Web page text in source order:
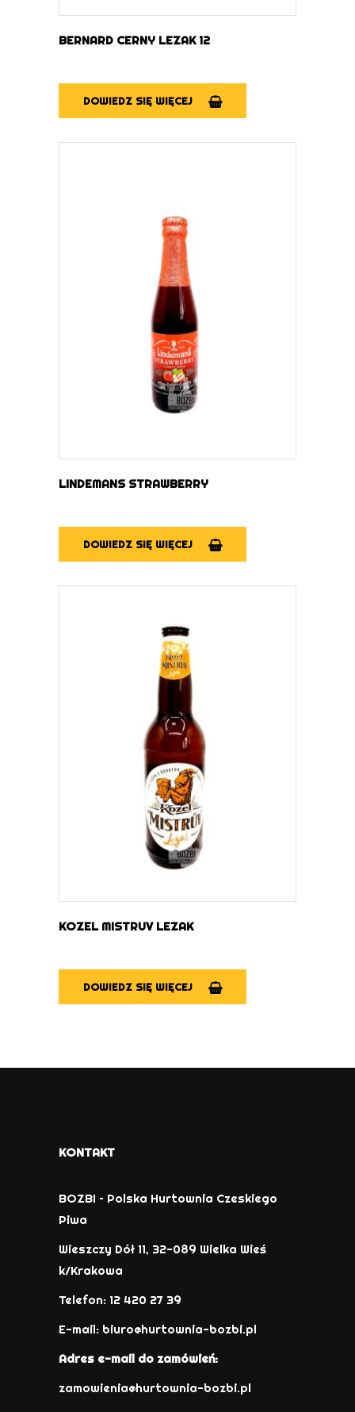
BERNARD CERNY LEZAK 12
DOWIEDZ SIĘ WIĘCEJ
DOWIEDZ SIĘ WIĘCEJ
LINDEMANS STRAWBERRY
DOWIEDZ SIĘ WIĘCEJ
DOWIEDZ SIĘ WIĘCEJ
KOZEL MISTRUV LEZAK
DOWIEDZ SIĘ WIĘCEJ
KONTAKT
BOZBI – Polska Hurtownia Czeskiego
Piwa
Wieszczy Dół 11, 32-089 Wielka Wieś
k/Krakowa
Telefon: 12 420 27 39
E-mail: biuro@hurtownia-bozbi.pl
Adres e-mail do zamówień:
zamowienia@hurtownia-bozbi.pl